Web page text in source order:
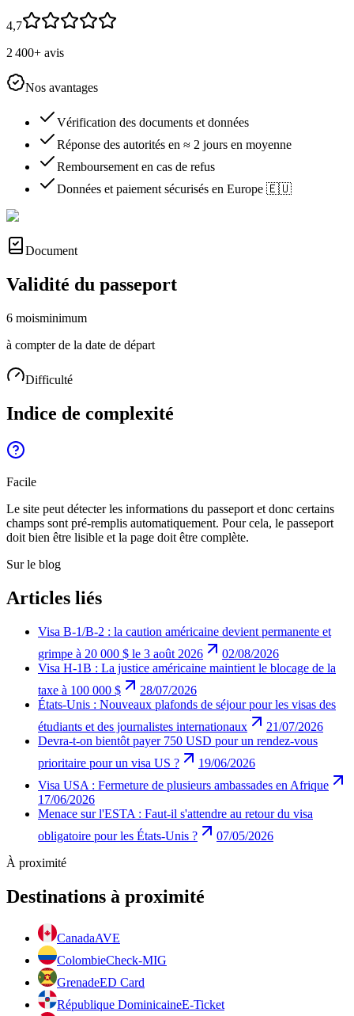
4,7
2 400+ avis
Nos avantages
Vérification des documents et données
Réponse des autorités en ≈ 2 jours en moyenne
Remboursement en cas de refus
Données et paiement sécurisés en Europe 🇪🇺
Document
Validité du passeport
6 moisminimum
à compter de la date de départ
Difficulté
Indice de complexité
Facile
Le site peut détecter les informations du passeport et donc certains
champs sont pré-remplis automatiquement. Pour cela, le passeport
doit bien être lisible et la page doit être complète.
Sur le blog
Articles liés
Visa B-1/B-2 : la caution américaine devient permanente et
grimpe à 20 000 $ le 3 août 2026
02/08/2026
Visa H-1B : La justice américaine maintient le blocage de la
taxe à 100 000 $
28/07/2026
États-Unis : Nouveaux plafonds de séjour pour les visas des
étudiants et des journalistes internationaux
21/07/2026
Devra-t-on bientôt payer 750 USD pour un rendez-vous
prioritaire pour un visa US ?
19/06/2026
Visa USA : Fermeture de plusieurs ambassades en Afrique
17/06/2026
Menace sur l'ESTA : Faut-il s'attendre au retour du visa
obligatoire pour les États-Unis ?
07/05/2026
À proximité
Destinations à proximité
CanadaAVE
ColombieCheck-MIG
GrenadeED Card
République DominicaineE-Ticket